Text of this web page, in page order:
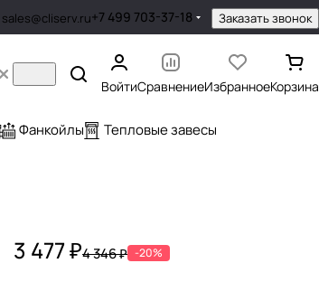
sales@cliserv.ru+7 499 703-37-18 Заказать звонок
ВойтиСравнениеИзбранноеКорзина
Фанкойлы Тепловые завесы
3 477 ₽4 346 ₽ -20%